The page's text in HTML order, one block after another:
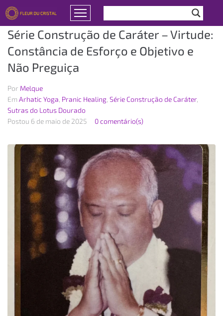
Série Construção de Caráter – Virtude:
Constância de Esforço e Objetivo e
Não Preguiça
Por Melque
Em Arhatic Yoga, Pranic Healing, Série Construção de Caráter,
Sutras do Lotus Dourado
Postou 6 de maio de 2025 0 comentário(s)